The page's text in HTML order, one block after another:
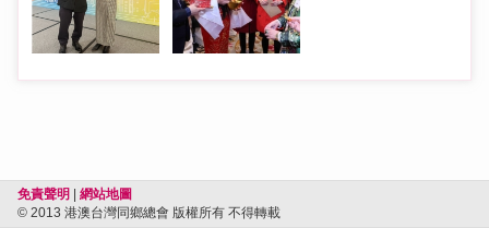
免責聲明
網站地圖
© 2013 港澳台灣同鄉總會 版權所有 不得轉載